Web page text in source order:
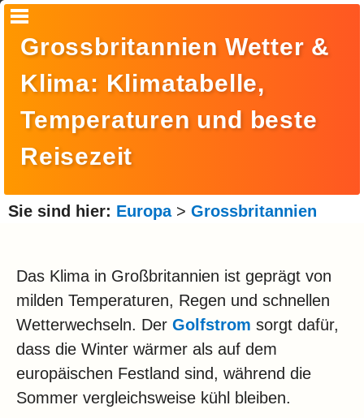
Amerika
Asien
Afrika
Antarktis
Reisemonat
Impressum & Datenschutz
Grossbritannien Wetter &
Klima: Klimatabelle,
Temperaturen und beste
Reisezeit
Sie sind hier: Europa> Grossbritannien
Das Klima in Großbritannien ist geprägt von
milden Temperaturen, Regen und schnellen
Wetterwechseln. Der Golfstrom sorgt dafür,
dass die Winter wärmer als auf dem
europäischen Festland sind, während die
Sommer vergleichsweise kühl bleiben.